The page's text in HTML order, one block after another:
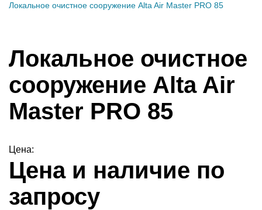
Локальное очистное сооружение Alta Air Master PRO 85
Локальное очистное
сооружение Alta Air
Master PRO 85
Цена:
Цена и наличие по
запросу